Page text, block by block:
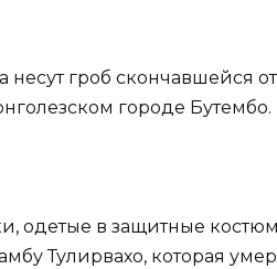
несут гроб скончавшейся
городе Бутембо.
одетые в защитные
Тулирвахо, которая